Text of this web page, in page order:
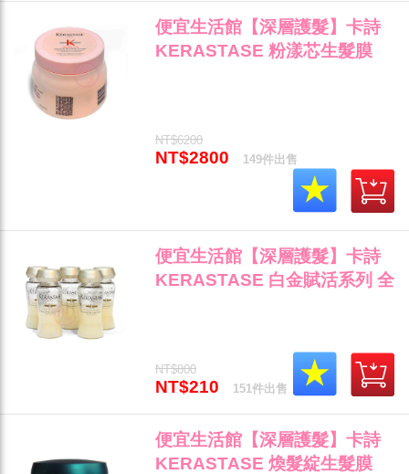
便宜生活館【深層護髮】卡詩
KERASTASE 粉漾芯生髮膜
NT$6200
NT$2800 149件出售
便宜生活館【深層護髮】卡詩
KERASTASE 白金賦活系列 全
NT$800
NT$210 151件出售
便宜生活館【深層護髮】卡詩
KERASTASE 煥髮綻生髮膜